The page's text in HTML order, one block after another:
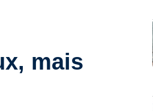
mais